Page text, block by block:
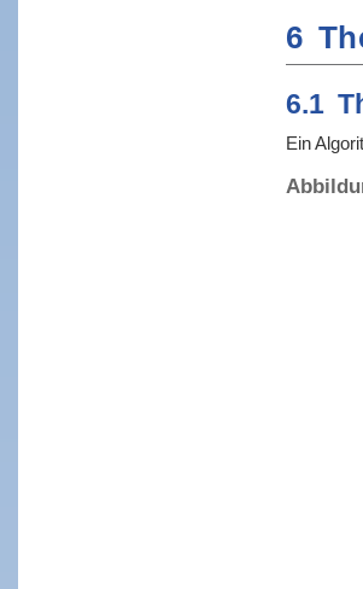
6
6.1
Ein